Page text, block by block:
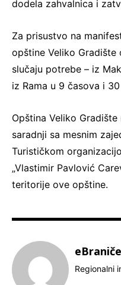
dodela zahvalnica i
Za prisustvo na
opštine Veliko Gradište
slučaju potrebe – iz
iz Rama u 9 časova i
Opština Veliko
saradnji sa mesnim
Turističkom
„Vlastimir Pavlović
teritorije ove opštine.
Regionalni